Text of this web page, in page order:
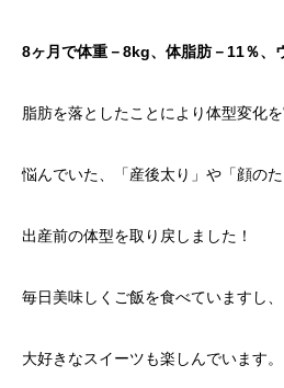
8ヶ月で体重－8kg、体脂肪－11％、
脂肪を落としたことにより体型変化を
悩んでいた、「産後太り」や「顔のた
出産前の体型を取り戻しました！
毎日美味しくご飯を食べていますし、
大好きなスイーツも楽しんでいます。